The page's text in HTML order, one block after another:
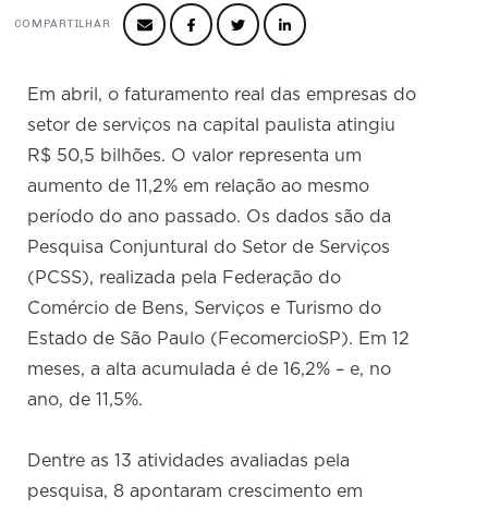
Afixação de preços e fiscalização
Logística Reversa
SENAC
Cecomercio
Prêmio de Sustentabilidade
Conselho de Assuntos Tributários
Conselho de Economia Empresarial e Política
Conselho Superior de Direito
Conselho do Comércio Atacadista
Conselho de Serviços
Conselho de Relações Internacionais
Conselho de Sustentabilidade
Conselho de Comércio Eletrônico
COMPARTILHAR
Em abril, o faturamento real das empresas do
setor de serviços na capital paulista atingiu
R$ 50,5 bilhões. O valor representa um
aumento de 11,2% em relação ao mesmo
período do ano passado. Os dados são da
Pesquisa Conjuntural do Setor de Serviços
(PCSS), realizada pela Federação do
Comércio de Bens, Serviços e Turismo do
Estado de São Paulo (FecomercioSP). Em 12
meses, a alta acumulada é de 16,2% – e, no
ano, de 11,5%.
Dentre as 13 atividades avaliadas pela
pesquisa, 8 apontaram crescimento em